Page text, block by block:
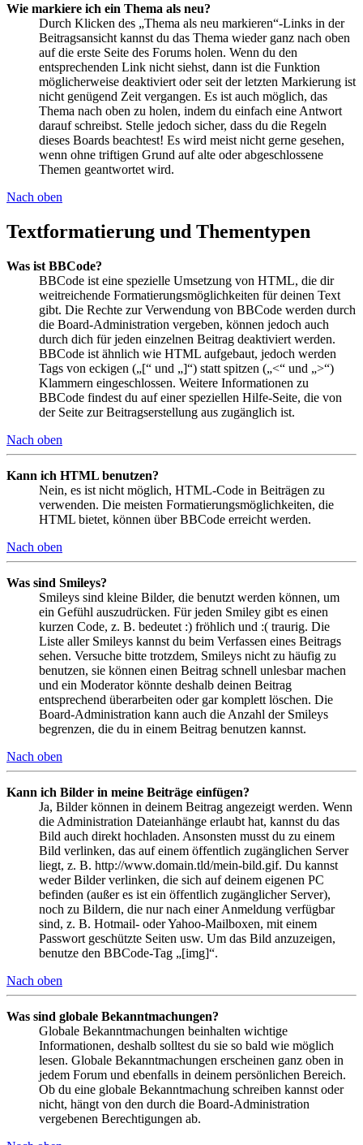
Wie markiere ich ein Thema als neu?
Durch Klicken des „Thema als neu markieren“-Links in der
Beitragsansicht kannst du das Thema wieder ganz nach oben
auf die erste Seite des Forums holen. Wenn du den
entsprechenden Link nicht siehst, dann ist die Funktion
möglicherweise deaktiviert oder seit der letzten Markierung ist
nicht genügend Zeit vergangen. Es ist auch möglich, das
Thema nach oben zu holen, indem du einfach eine Antwort
darauf schreibst. Stelle jedoch sicher, dass du die Regeln
dieses Boards beachtest! Es wird meist nicht gerne gesehen,
wenn ohne triftigen Grund auf alte oder abgeschlossene
Themen geantwortet wird.
Nach oben
Textformatierung und Thementypen
Was ist BBCode?
BBCode ist eine spezielle Umsetzung von HTML, die dir
weitreichende Formatierungsmöglichkeiten für deinen Text
gibt. Die Rechte zur Verwendung von BBCode werden durch
die Board-Administration vergeben, können jedoch auch
durch dich für jeden einzelnen Beitrag deaktiviert werden.
BBCode ist ähnlich wie HTML aufgebaut, jedoch werden
Tags von eckigen („[“ und „]“) statt spitzen („<“ und „>“)
Klammern eingeschlossen. Weitere Informationen zu
BBCode findest du auf einer speziellen Hilfe-Seite, die von
der Seite zur Beitragserstellung aus zugänglich ist.
Nach oben
Kann ich HTML benutzen?
Nein, es ist nicht möglich, HTML-Code in Beiträgen zu
verwenden. Die meisten Formatierungsmöglichkeiten, die
HTML bietet, können über BBCode erreicht werden.
Nach oben
Was sind Smileys?
Smileys sind kleine Bilder, die benutzt werden können, um
ein Gefühl auszudrücken. Für jeden Smiley gibt es einen
kurzen Code, z. B. bedeutet :) fröhlich und :( traurig. Die
Liste aller Smileys kannst du beim Verfassen eines Beitrags
sehen. Versuche bitte trotzdem, Smileys nicht zu häufig zu
benutzen, sie können einen Beitrag schnell unlesbar machen
und ein Moderator könnte deshalb deinen Beitrag
entsprechend überarbeiten oder gar komplett löschen. Die
Board-Administration kann auch die Anzahl der Smileys
begrenzen, die du in einem Beitrag benutzen kannst.
Nach oben
Kann ich Bilder in meine Beiträge einfügen?
Ja, Bilder können in deinem Beitrag angezeigt werden. Wenn
die Administration Dateianhänge erlaubt hat, kannst du das
Bild auch direkt hochladen. Ansonsten musst du zu einem
Bild verlinken, das auf einem öffentlich zugänglichen Server
liegt, z. B. http://www.domain.tld/mein-bild.gif. Du kannst
weder Bilder verlinken, die sich auf deinem eigenen PC
befinden (außer es ist ein öffentlich zugänglicher Server),
noch zu Bildern, die nur nach einer Anmeldung verfügbar
sind, z. B. Hotmail- oder Yahoo-Mailboxen, mit einem
Passwort geschützte Seiten usw. Um das Bild anzuzeigen,
benutze den BBCode-Tag „[img]“.
Nach oben
Was sind globale Bekanntmachungen?
Globale Bekanntmachungen beinhalten wichtige
Informationen, deshalb solltest du sie so bald wie möglich
lesen. Globale Bekanntmachungen erscheinen ganz oben in
jedem Forum und ebenfalls in deinem persönlichen Bereich.
Ob du eine globale Bekanntmachung schreiben kannst oder
nicht, hängt von den durch die Board-Administration
vergebenen Berechtigungen ab.